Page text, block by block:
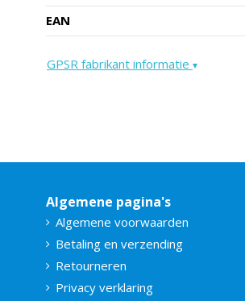
EAN
GPSR fabrikant informatie ▾
Algemene pagina's
Algemene voorwaarden
Betaling en verzending
Retourneren
Privacy verklaring